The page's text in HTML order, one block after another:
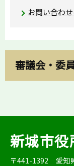
お問い合わ
審議会・委
新城市役
〒441-1392
愛知